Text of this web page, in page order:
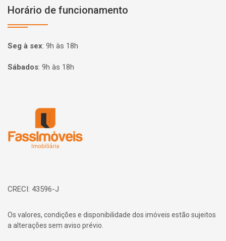
Horário de funcionamento
Seg à sex: 9h às 18h
Sábados: 9h às 18h
CRECI: 43596-J
Os valores, condições e disponibilidade dos imóveis estão sujeitos
a alterações sem aviso prévio.